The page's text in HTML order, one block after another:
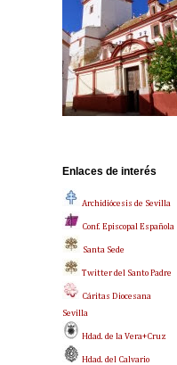
Enlaces de interés
Archidiócesis de Sevilla
Conf. Episcopal Española
Santa Sede
Twitter del Santo Padre
Cáritas Diocesana
Sevilla
Hdad. de la Vera+Cruz
Hdad. del Calvario